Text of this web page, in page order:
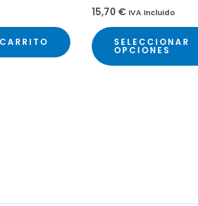
15,70 € IVA Incluido
SELECCIONAR
OPCIONES